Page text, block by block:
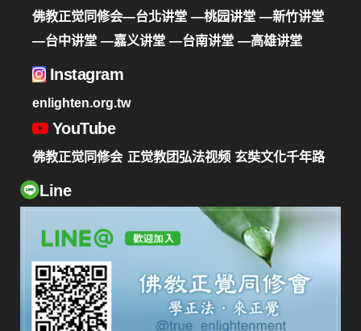
佛教正觉同修会—台北讲堂 —桃园讲堂 —新竹讲堂
—台中讲堂 —嘉义讲堂 —台南讲堂 —高雄讲堂
Instagram
enlighten.org.tw
YouTube
佛教正觉同修会 正觉教团弘法视频 玄奘文化千年路
Line